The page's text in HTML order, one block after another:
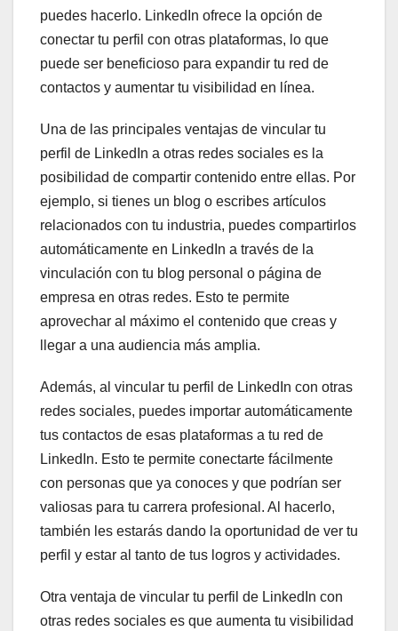
puedes hacerlo. LinkedIn ofrece la opción de
conectar tu perfil con otras plataformas, lo que
puede ser beneficioso para expandir tu red de
contactos y aumentar tu visibilidad en línea.
Una de las principales ventajas de vincular tu
perfil de LinkedIn a otras redes sociales es la
posibilidad de compartir contenido entre ellas. Por
ejemplo, si tienes un blog o escribes artículos
relacionados con tu industria, puedes compartirlos
automáticamente en LinkedIn a través de la
vinculación con tu blog personal o página de
empresa en otras redes. Esto te permite
aprovechar al máximo el contenido que creas y
llegar a una audiencia más amplia.
Además, al vincular tu perfil de LinkedIn con otras
redes sociales, puedes importar automáticamente
tus contactos de esas plataformas a tu red de
LinkedIn. Esto te permite conectarte fácilmente
con personas que ya conoces y que podrían ser
valiosas para tu carrera profesional. Al hacerlo,
también les estarás dando la oportunidad de ver tu
perfil y estar al tanto de tus logros y actividades.
Otra ventaja de vincular tu perfil de LinkedIn con
otras redes sociales es que aumenta tu visibilidad